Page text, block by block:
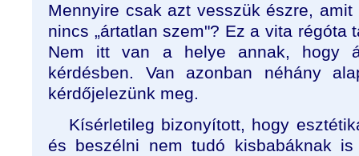
Mennyire csak azt vesszük észre,
nincs „ártatlan szem"? Ez a vita régóta
Nem itt van a helye annak, hogy
kérdésben. Van azonban néhány
kérdőjelezünk meg.
Kísérletileg bizonyított, hogy
és beszélni nem tudó kisbabáknak